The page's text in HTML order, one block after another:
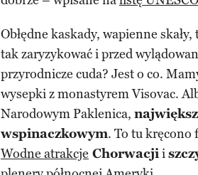
Obłędne kaskady, wapienne
tak zaryzykować i przed
przyrodnicze cuda? Jest o co.
wysepki z monastyrem Visovac.
Narodowym Paklenica,
wspinaczkowym. To tu kręcono
Wodne atrakcje Chorwacjii